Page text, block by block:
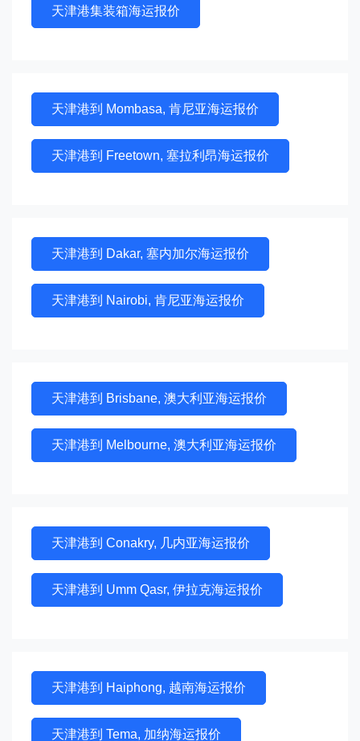
天津港集装箱海运报价
天津港到 Mombasa, 肯尼亚海运报价
天津港到 Freetown, 塞拉利昂海运报价
天津港到 Dakar, 塞内加尔海运报价
天津港到 Nairobi, 肯尼亚海运报价
天津港到 Brisbane, 澳大利亚海运报价
天津港到 Melbourne, 澳大利亚海运报价
天津港到 Conakry, 几内亚海运报价
天津港到 Umm Qasr, 伊拉克海运报价
天津港到 Haiphong, 越南海运报价
天津港到 Tema, 加纳海运报价